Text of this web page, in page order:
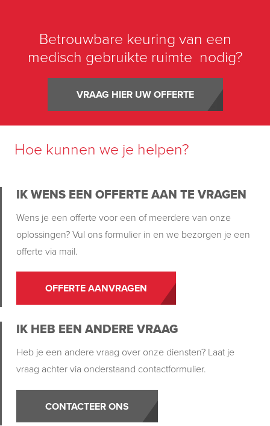
Betrouwbare keuring van een
medisch gebruikte ruimte nodig?
VRAAG HIER UW OFFERTE
Hoe kunnen we je helpen?
IK WENS EEN OFFERTE AAN TE VRAGEN
Wens je een offerte voor een of meerdere van onze
oplossingen? Vul ons formulier in en we bezorgen je een
offerte via mail.
OFFERTE AANVRAGEN
IK HEB EEN ANDERE VRAAG
Heb je een andere vraag over onze diensten? Laat je
vraag achter via onderstaand contactformulier.
CONTACTEER ONS